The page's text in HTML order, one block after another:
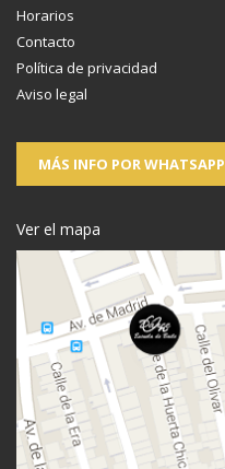
Horarios
Contacto
Política de privacidad
Aviso legal
MÁS INFO POR WHATSAPP
Ver el mapa